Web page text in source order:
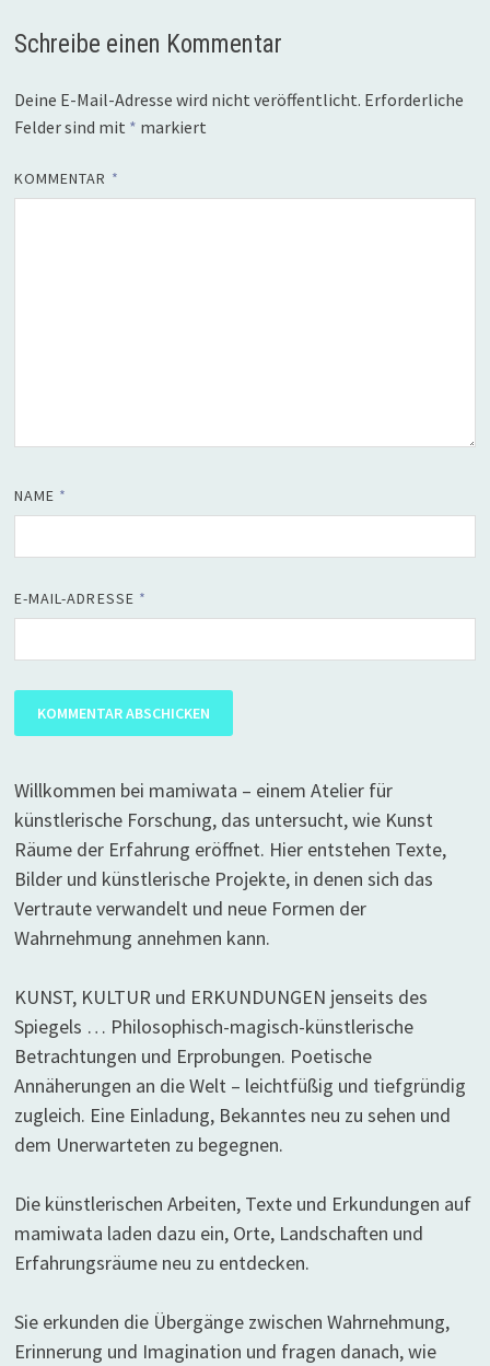
Schreibe einen Kommentar
Deine E-Mail-Adresse wird nicht veröffentlicht. Erforderliche
Felder sind mit * markiert
KOMMENTAR *
NAME *
E-MAIL-ADRESSE *
Willkommen bei mamiwata – einem Atelier für
künstlerische Forschung, das untersucht, wie Kunst
Räume der Erfahrung eröffnet. Hier entstehen Texte,
Bilder und künstlerische Projekte, in denen sich das
Vertraute verwandelt und neue Formen der
Wahrnehmung annehmen kann.
KUNST, KULTUR und ERKUNDUNGEN jenseits des
Spiegels … Philosophisch-magisch-künstlerische
Betrachtungen und Erprobungen. Poetische
Annäherungen an die Welt – leichtfüßig und tiefgründig
zugleich. Eine Einladung, Bekanntes neu zu sehen und
dem Unerwarteten zu begegnen.
Die künstlerischen Arbeiten, Texte und Erkundungen auf
mamiwata laden dazu ein, Orte, Landschaften und
Erfahrungsräume neu zu entdecken.
Sie erkunden die Übergänge zwischen Wahrnehmung,
Erinnerung und Imagination und fragen danach, wie